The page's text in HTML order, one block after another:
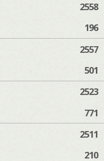
2558
196
2557
501
2523
771
2511
210